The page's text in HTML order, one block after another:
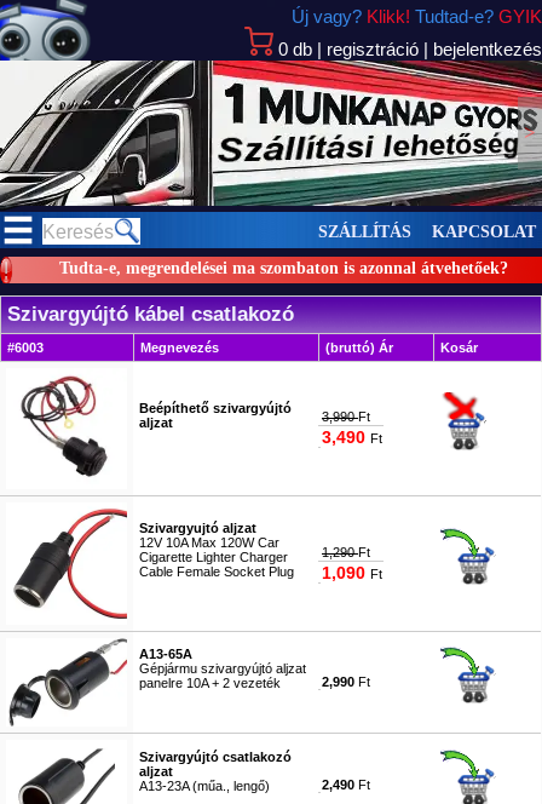
0 db | regisztráció | bejelentkezés
Új vagy? Klikk! Tudtad-e? GYIK
>
Tudta-e, megrendelései ma szombaton is azonnal átvehetőek?
SZÁLLÍTÁS KAPCSOLAT
Szivargyújtó kábel csatlakozó
#6003 Megnevezés (bruttó) Ár Kosár
Beépíthető szivargyújtó
aljzat
3,990Ft
3,490 Ft
Szivargyujtó aljzat
12V 10A Max 120W Car
Cigarette Lighter Charger
Cable Female Socket Plug
1,290Ft
1,090 Ft
A13-65A
Gépjármu szivargyújtó aljzat
panelre 10A + 2 vezeték
2,990 Ft
Szivargyújtó csatlakozó
aljzat
A13-23A (műa., lengő)
2,490 Ft